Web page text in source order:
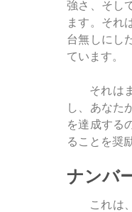
強さ、そし
ます。それ
台無しにし
ています。
それは
し、あなた
を達成する
ることを奨
ナンバ
これは